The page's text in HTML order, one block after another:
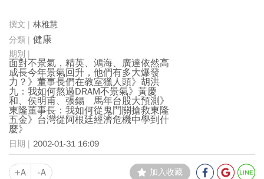
林雅慧
健康
面對不景氣，精英、鴻海、廣達依然高
成長今年景氣回升，他們有多大爆發
力？》董事長們在教室獵人頭》胡洪
九：我如何熬過DRAM不景氣》黃慶
和、侯明甫、張錫 馬年台股大預測》
東隆董事長：我如何從鬼門關搶救東隆
五金》台灣從阿根廷經濟危機中學到什
麼》
2002-01-31 16:09
+A -A 加入收藏